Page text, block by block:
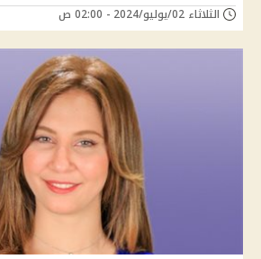
الثلاثاء 02/يوليو/2024 - 02:00 ص